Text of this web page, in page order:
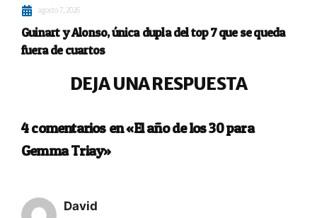
agosto 7, 2026
Guinart y Alonso, única dupla del top 7 que se queda
fuera de cuartos
DEJA UNA RESPUESTA
4 comentarios en «El año de los 30 para
Gemma Triay»
David